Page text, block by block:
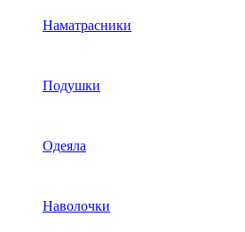
Наматрасники
Подушки
Одеяла
Наволочки